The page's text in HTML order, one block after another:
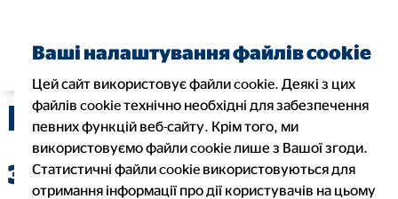
консультанта
Перше обговорення
зарплати: корисні
Ваші налаштування файлів cookie
Цей сайт використовує файли cookie. Деякі з цих
файлів cookie технічно необхідні для забезпечення
певних функцій веб-сайту. Крім того, ми
використовуємо файли cookie лише з Вашої згоди.
Статистичні файли cookie використовуються для
отримання інформації про дії користувачів на цьому